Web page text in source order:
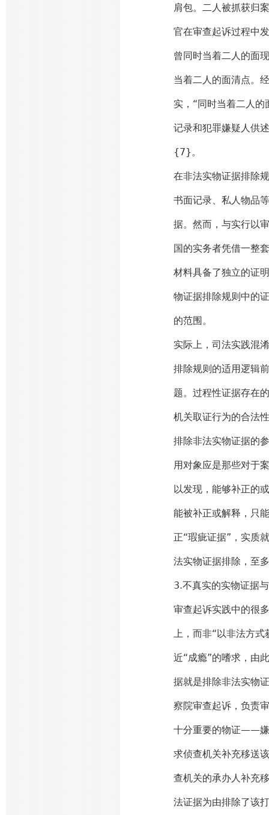
肩包。二人被抓获归
官在审查起诉过程中
曾同时当着二人的面
当着二人的面清点。
实，“同时当着二人
记录和犯罪嫌疑人供
{7}。
在非法实物证据排除
书面记录、私人物品
据。然而，与实行以
国的实务者凭借一整
材料具备了独立的证
物证据排除规则中的
的范围。
实际上，司法实践混
排除规则的适用逻辑
题。过程性证据存在
机关取证行为的合法
排除非法实物证据的
用对象应是那些对于
以发现，能够补正的
能被补正或解释，只
正“瑕疵证据”，实质
法实物证据排除，至
3.不真实的实物证据
审查起诉实践中的很
上，而非“以非法方
近“成瘾”的嗜求，由
据就是排除非法实物
察院审查起诉，负责
十分重要的物证——嫌
求侦查机关补充移送
查机关的承办人补充
法证据为由排除了该